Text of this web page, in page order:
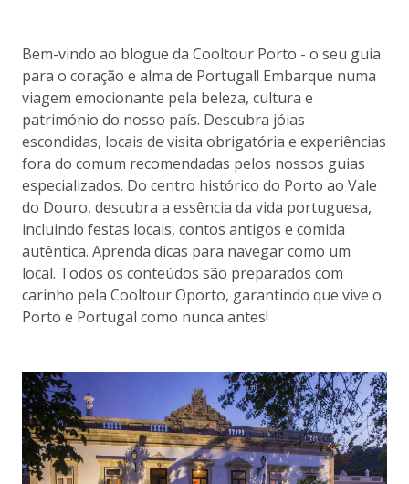
Bem-vindo ao blogue da Cooltour Porto - o seu guia
para o coração e alma de Portugal! Embarque numa
viagem emocionante pela beleza, cultura e
património do nosso país. Descubra jóias
escondidas, locais de visita obrigatória e experiências
fora do comum recomendadas pelos nossos guias
especializados. Do centro histórico do Porto ao Vale
do Douro, descubra a essência da vida portuguesa,
incluindo festas locais, contos antigos e comida
autêntica. Aprenda dicas para navegar como um
local. Todos os conteúdos são preparados com
carinho pela Cooltour Oporto, garantindo que vive o
Porto e Portugal como nunca antes!